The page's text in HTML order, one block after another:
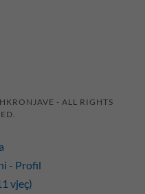
- ALL RIGHTS
- Profil
vjeç)